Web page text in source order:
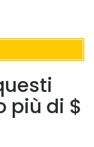
più di $